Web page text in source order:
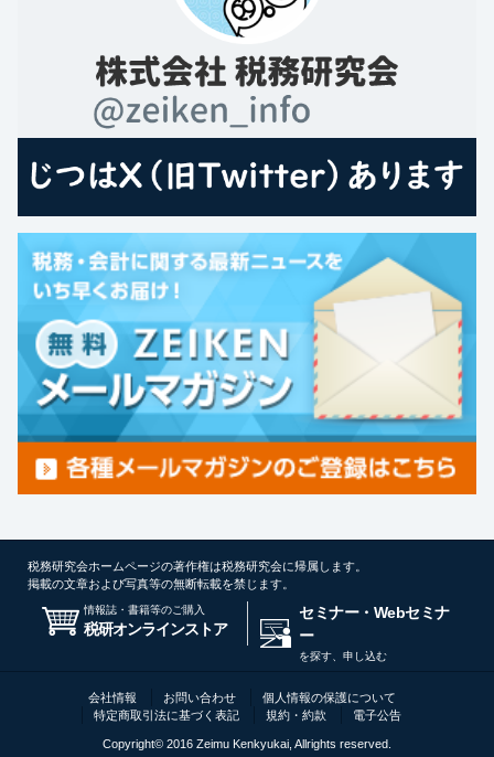
税務研究会ホームページの著作権は税務研究会に帰属します。
掲載の文章および写真等の無断転載を禁じます。
情報誌・書籍等のご購入
税研オンラインストア
セミナー・Webセミナ
ー
を探す、申し込む
会社情報 お問い合わせ
個人情報の保護について
特定商取引法に基づく表記
規約・約款 電子公告
Copyright© 2016 Zeimu Kenkyukai, Allrights reserved.